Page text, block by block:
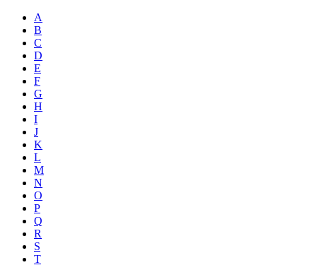
A
B
C
D
E
F
G
H
I
J
K
L
M
N
O
P
Q
R
S
T